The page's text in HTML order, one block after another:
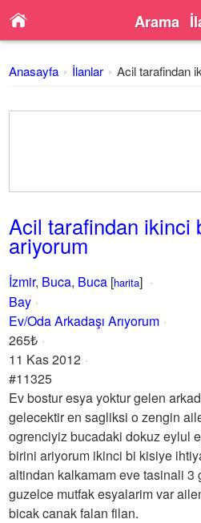
Arama
Anasayfa İlanlar Acil tarafindan
Acil tarafindan ikinci
ariyorum
İzmir, Buca, Buca [harita]
Bay
Ev/Oda Arkadaşı Arıyorum
265₺
11 Kas 2012
#11325
Ev bostur esya yoktur gelen
gelecektir en sagliksi o zengin
ogrenciyiz bucadaki dokuz eylul
birini ariyorum ikinci bi kisiye
altindan kalkamam eve tasinali 3
guzelce mutfak esyalarim var
bicak canak falan filan.